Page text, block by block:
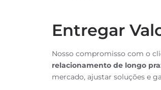
Entregar
Nosso compromisso com o
relacionamento de longo
mercado, ajustar soluções e